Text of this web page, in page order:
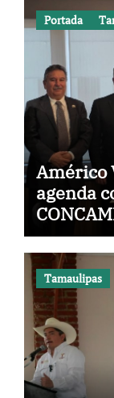
Portada
Américo
agenda
Tamaulipas